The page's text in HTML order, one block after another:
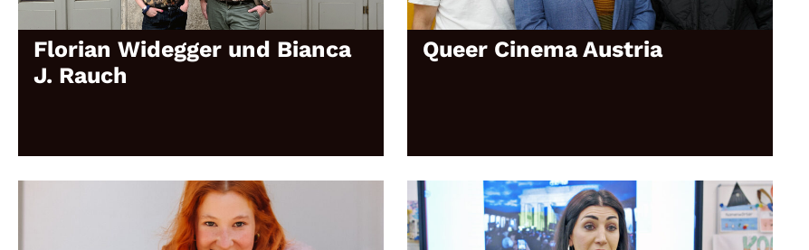
Florian Widegger und Bianca
J. Rauch
Queer Cinema Austria